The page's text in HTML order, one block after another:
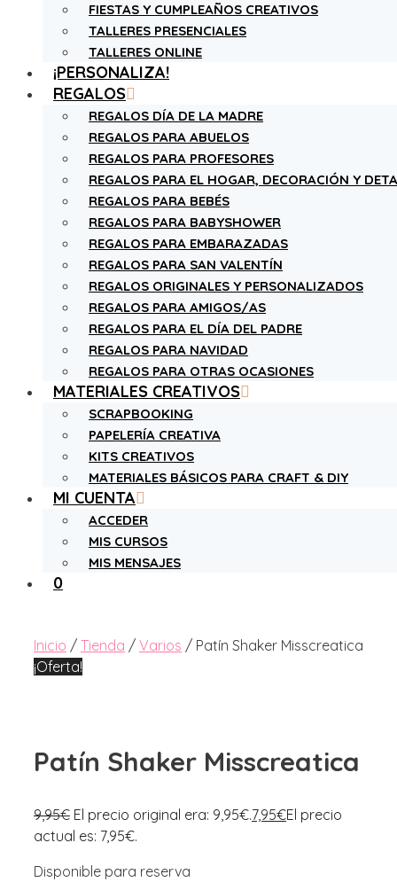
FIESTAS Y CUMPLEAÑOS CREATIVOS
TALLERES PRESENCIALES
TALLERES ONLINE
¡PERSONALIZA!
REGALOS
REGALOS DÍA DE LA MADRE
REGALOS PARA ABUELOS
REGALOS PARA PROFESORES
REGALOS PARA EL HOGAR, DECORACIÓN Y
REGALOS PARA BEBÉS
REGALOS PARA BABYSHOWER
REGALOS PARA EMBARAZADAS
REGALOS PARA SAN VALENTÍN
REGALOS ORIGINALES Y PERSONALIZADOS
REGALOS PARA AMIGOS/AS
REGALOS PARA EL DÍA DEL PADRE
REGALOS PARA NAVIDAD
REGALOS PARA OTRAS OCASIONES
MATERIALES CREATIVOS
SCRAPBOOKING
PAPELERÍA CREATIVA
KITS CREATIVOS
MATERIALES BÁSICOS PARA CRAFT & DIY
MI CUENTA
ACCEDER
MIS CURSOS
MIS MENSAJES
0
Inicio / Tienda / Varios / Patín Shaker Misscreatica
¡Oferta!
Patín Shaker Misscreatica
9,95€ El precio original era: 9,95€.7,95€El precio
actual es: 7,95€.
Disponible para reserva